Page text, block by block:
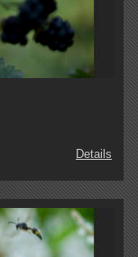
Details